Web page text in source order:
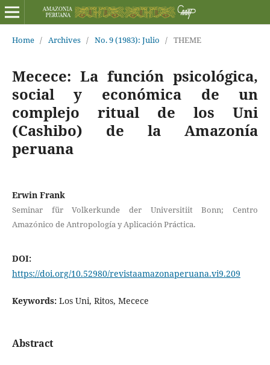
Home / Archives / No. 9 (1983): Julio / THEME
Mecece: La función psicológica,
social y económica de un
complejo ritual de los Uni
(Cashibo) de la Amazonía
peruana
Erwin Frank
Seminar für Volkerkunde der Universitiit Bonn; Centro
Amazónico de Antropología y Aplicación Práctica.
DOI:
https://doi.org/10.52980/revistaamazonaperuana.vi9.209
Keywords: Los Uni, Ritos, Mecece
Abstract